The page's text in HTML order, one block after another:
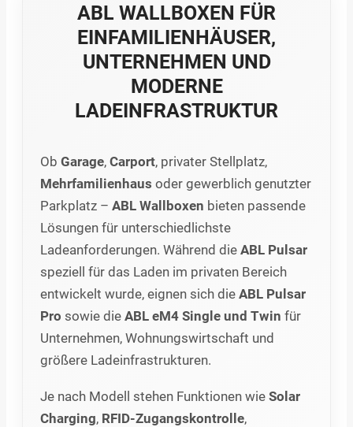
ABL WALLBOXEN FÜR
EINFAMILIENHÄUSER,
UNTERNEHMEN UND
MODERNE
LADEINFRASTRUKTUR
Ob Garage, Carport, privater Stellplatz,
Mehrfamilienhaus oder gewerblich genutzter
Parkplatz – ABL Wallboxen bieten passende
Lösungen für unterschiedlichste
Ladeanforderungen. Während die ABL Pulsar
speziell für das Laden im privaten Bereich
entwickelt wurde, eignen sich die ABL Pulsar
Pro sowie die ABL eM4 Single und Twin für
Unternehmen, Wohnungswirtschaft und
größere Ladeinfrastrukturen.
Je nach Modell stehen Funktionen wie Solar
Charging, RFID-Zugangskontrolle,